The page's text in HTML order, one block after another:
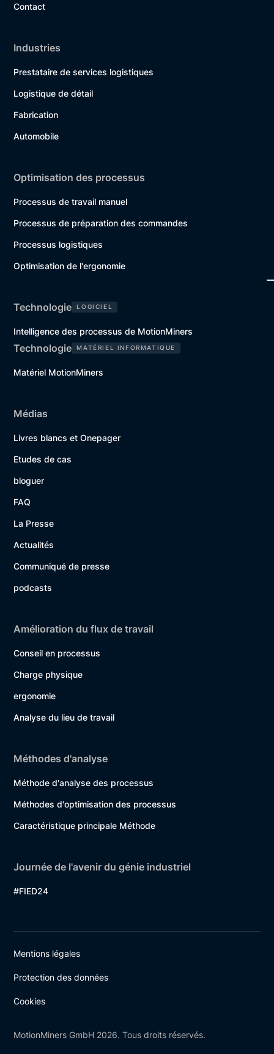
Contact
Industries
Prestataire de services logistiques
Logistique de détail
Fabrication
Automobile
Optimisation des processus
Processus de travail manuel
Processus de préparation des commandes
Processus logistiques
Optimisation de l'ergonomie
Technologie LOGICIEL
Intelligence des processus de MotionMiners
Technologie MATÉRIEL INFORMATIQUE
Matériel MotionMiners
Médias
Livres blancs et Onepager
Etudes de cas
bloguer
FAQ
La Presse
Actualités
Communiqué de presse
podcasts
Amélioration du flux de travail
Conseil en processus
Charge physique
ergonomie
Analyse du lieu de travail
Méthodes d'analyse
Méthode d'analyse des processus
Méthodes d'optimisation des processus
Caractéristique principale Méthode
Journée de l'avenir du génie industriel
#FIED24
MotionMiners GmbH 2026. Tous droits réservés.
Mentions légales
Protection des données
Cookies